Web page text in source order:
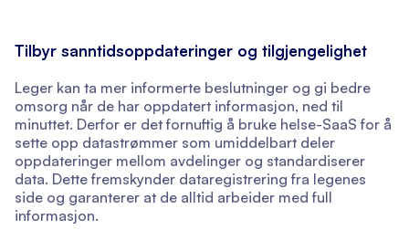
Tilbyr sanntidsoppdateringer og tilgjengelighet
Leger kan ta mer informerte beslutninger og gi bedre
omsorg når de har oppdatert informasjon, ned til
minuttet. Derfor er det fornuftig å bruke helse-SaaS for å
sette opp datastrømmer som umiddelbart deler
oppdateringer mellom avdelinger og standardiserer
data. Dette fremskynder dataregistrering fra legenes
side og garanterer at de alltid arbeider med full
informasjon.